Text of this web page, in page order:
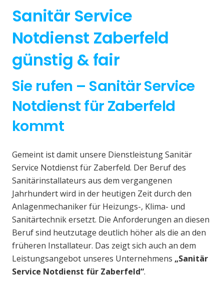
Sanitär Service
Notdienst Zaberfeld
günstig & fair
Sie rufen – Sanitär Service
Notdienst für Zaberfeld
kommt
Gemeint ist damit unsere Dienstleistung Sanitär
Service Notdienst für Zaberfeld. Der Beruf des
Sanitärinstallateurs aus dem vergangenen
Jahrhundert wird in der heutigen Zeit durch den
Anlagenmechaniker für Heizungs-, Klima- und
Sanitärtechnik ersetzt. Die Anforderungen an diesen
Beruf sind heutzutage deutlich höher als die an den
früheren Installateur. Das zeigt sich auch an dem
Leistungsangebot unseres Unternehmens „Sanitär
Service Notdienst für Zaberfeld“.